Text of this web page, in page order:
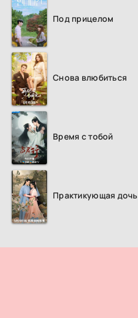
Под прицелом
Снова влюбиться
Время с тобой
Практикующая дочь